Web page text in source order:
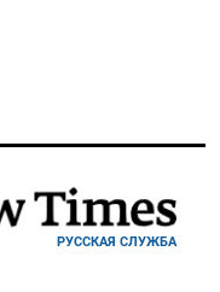
РУССКАЯ СЛУЖБА